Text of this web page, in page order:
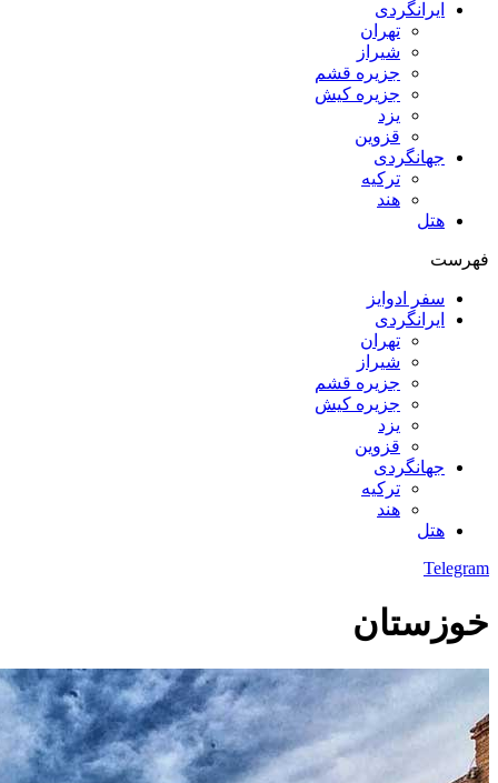
ایرانگردی
تهران
شیراز
جزیره قشم
جزیره کیش
یزد
قزوین
جهانگردی
ترکیه
هند
هتل
فهرست
سفر ادوایز
ایرانگردی
تهران
شیراز
جزیره قشم
جزیره کیش
یزد
قزوین
جهانگردی
ترکیه
هند
هتل
Telegram
خوزستان